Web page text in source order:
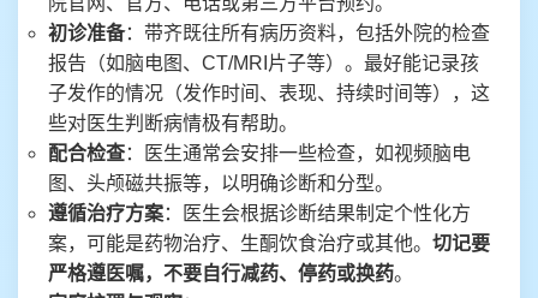
初诊准备：带齐既往所有病历资料，包括外院的检查
报告（如脑电图、CT/MRI片子等）。最好能记录孩
子发作的情况（发作时间、表现、持续时间等），这
些对医生判断病情极有帮助。
配合检查：医生通常会安排一些检查，如视频脑电
图、头颅磁共振等，以明确诊断和分型。
遵循治疗方案：医生会根据诊断结果制定个性化方
案，可能是药物治疗、生酮饮食治疗或其他。 切记要
严格遵医嘱，不要自行减药、停药或换药。